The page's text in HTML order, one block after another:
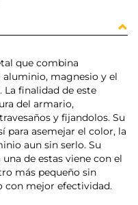
que combina
magnesio y el
La finalidad de este
del armario,
y fijandolos. Su
para asemejar el color, la
aun sin serlo. Su
de estas viene con el
más pequeño sin
con mejor efectividad.